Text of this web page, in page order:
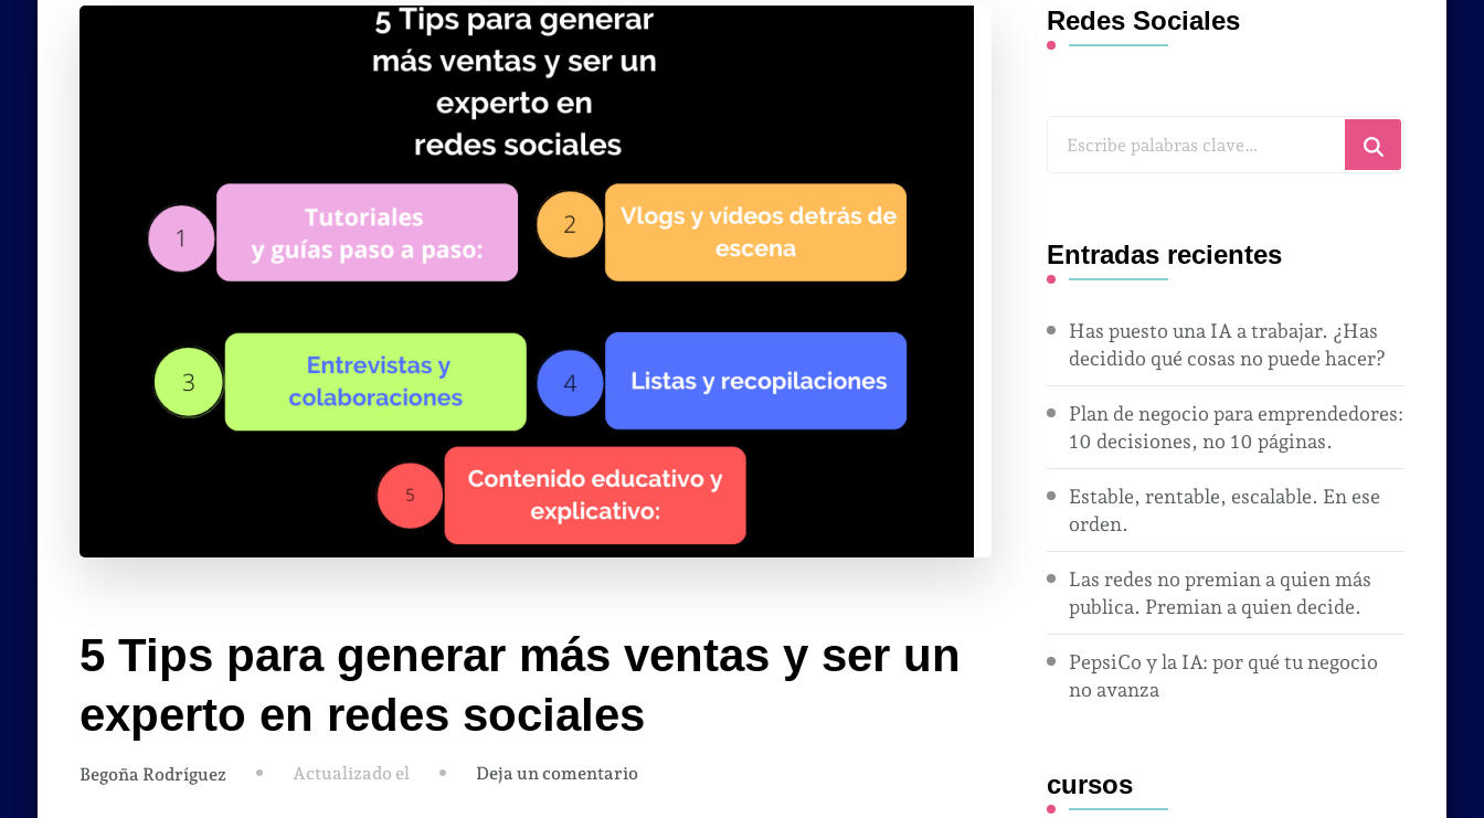
5 Tips para generar más ventas y ser un
experto en redes sociales
Begoña Rodríguez Actualizado el Deja un comentarioen
Redes Sociales
¿Buscas
Entradas recientes
Has puesto una IA a trabajar. ¿Has
decidido qué cosas no puede hacer?
Plan de negocio para emprendedores:
10 decisiones, no 10 páginas.
Estable, rentable, escalable. En ese
orden.
Las redes no premian a quien más
publica. Premian a quien decide.
PepsiCo y la IA: por qué tu negocio
no avanza
cursos